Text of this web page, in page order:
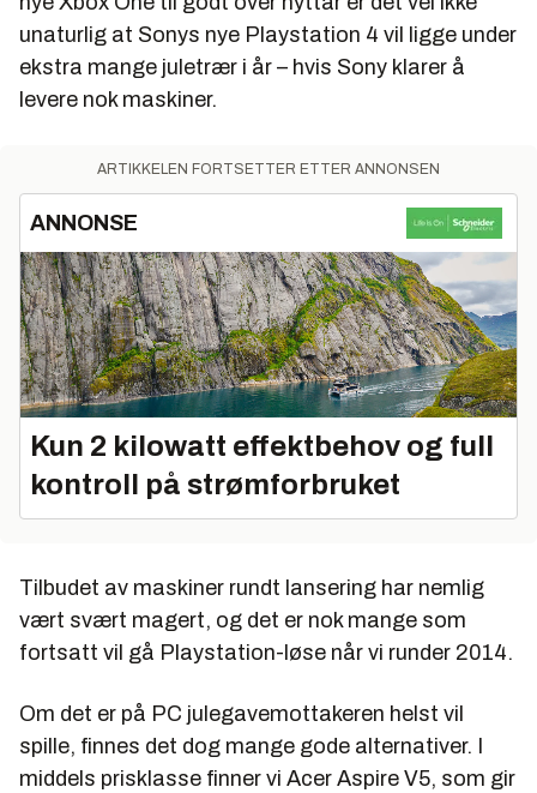
unaturlig at Sonys nye Playstation 4 vil ligge under
ekstra mange juletrær i år – hvis Sony klarer å
levere nok maskiner.
ARTIKKELEN FORTSETTER ETTER ANNONSEN
ANNONSE
Kun 2 kilowatt effektbehov og full
kontroll på strømforbruket
Tilbudet av maskiner rundt lansering har nemlig
vært svært magert, og det er nok mange som
fortsatt vil gå Playstation-løse når vi runder 2014.
Om det er på PC julegavemottakeren helst vil
spille, finnes det dog mange gode alternativer. I
middels prisklasse finner vi Acer Aspire V5, som gir